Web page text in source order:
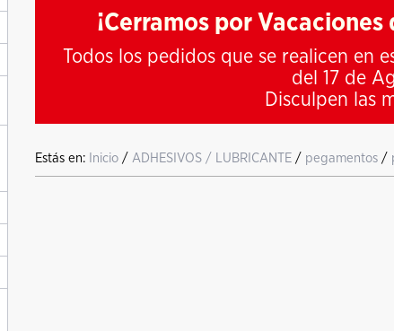
¡Cerramos por Vacaciones
Todos los pedidos que se realicen en
del 17 de
Disculpen las
Estás en: Inicio / ADHESIVOS / LUBRICANTE / pegamentos /